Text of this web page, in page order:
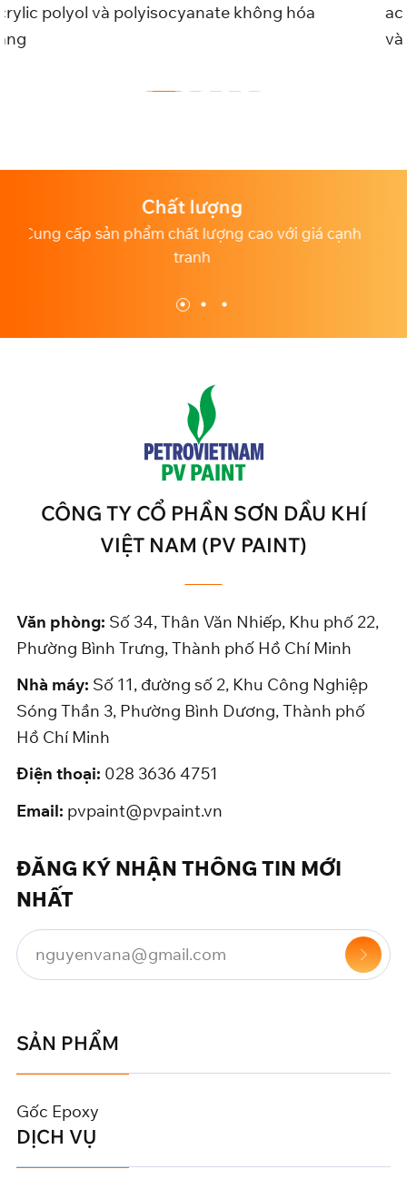
không hóa
acrylic polyol và
cao với giá cạnh
Dịch vụ chăm sóc khách hàng
CÔNG TY CỔ PHẦN SƠN DẦU KHÍ
VIỆT NAM (PV PAINT)
Văn phòng: Số 34, Thân Văn Nhiếp, Khu phố 22,
Phường Bình Trưng, Thành phố Hồ Chí Minh
Nhà máy: Số 11, đường số 2, Khu Công Nghiệp
Sóng Thần 3, Phường Bình Dương, Thành phố
Hồ Chí Minh
Điện thoại: 028 3636 4751
Email: pvpaint@pvpaint.vn
ĐĂNG KÝ NHẬN THÔNG TIN MỚI
NHẤT
SẢN PHẨM
Gốc Epoxy
DỊCH VỤ